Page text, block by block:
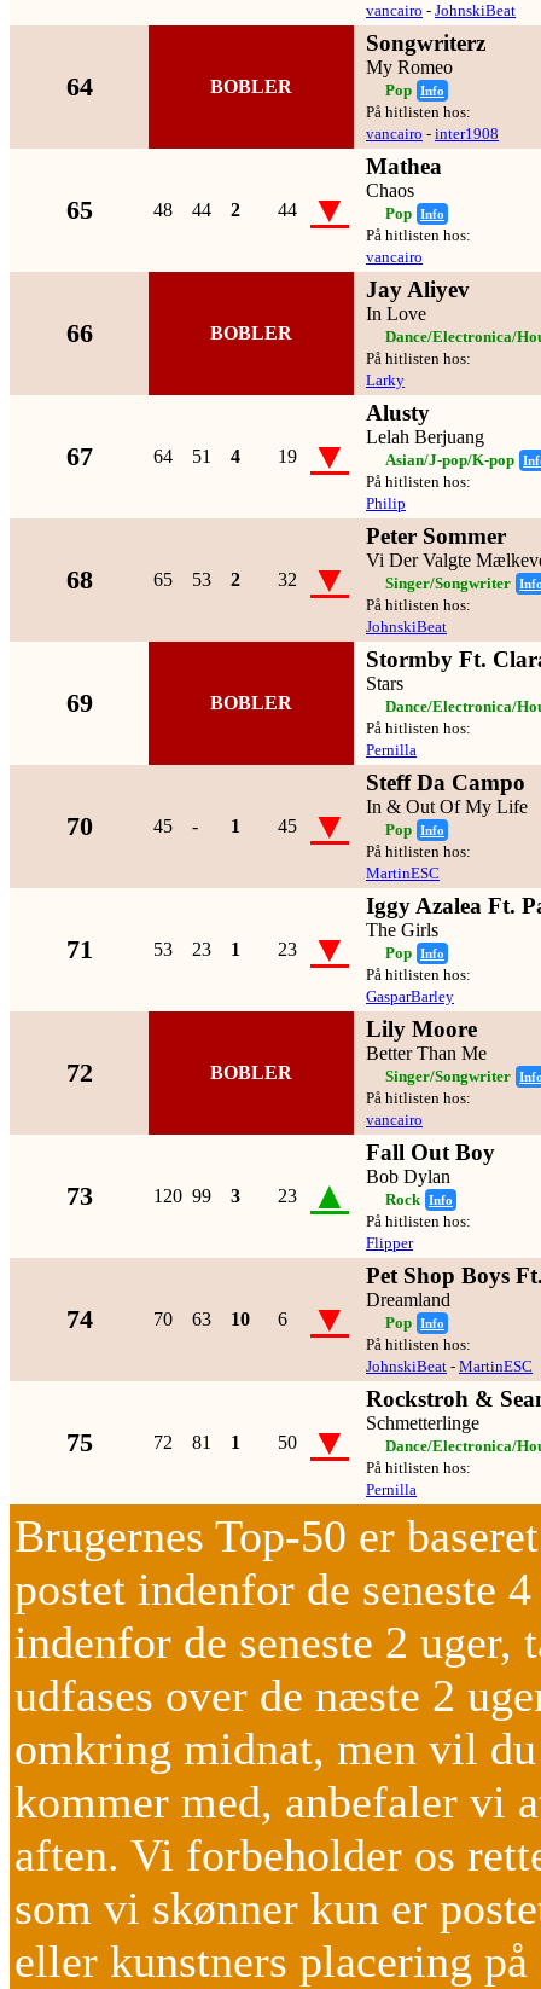
vancairo - JohnskiBeat
64 BOBLER
Songwriterz
My Romeo
Pop Info
På hitlisten hos:
vancairo - inter1908
65 48 44 2 44 ▼
Mathea
Chaos
Pop Info
På hitlisten hos:
vancairo
66 BOBLER
Jay Aliyev
In Love
Dance/Electronica/
På hitlisten hos:
Larky
67 64 51 4 19 ▼
Alusty
Lelah Berjuang
Asian/J-pop/K-pop
På hitlisten hos:
Philip
68 65 53 2 32 ▼
Peter Sommer
Vi Der Valgte
Singer/Songwriter
På hitlisten hos:
JohnskiBeat
69 BOBLER
Stormby Ft.
Stars
Dance/Electronica/
På hitlisten hos:
Pernilla
70 45 - 1 45 ▼
Steff Da Campo
In & Out Of My Life
Pop Info
På hitlisten hos:
MartinESC
71 53 23 1 23 ▼
Iggy Azalea Ft.
The Girls
Pop Info
På hitlisten hos:
GasparBarley
72 BOBLER
Lily Moore
Better Than Me
Singer/Songwriter
På hitlisten hos:
vancairo
73 120 99 3 23 ▲
Fall Out Boy
Bob Dylan
Rock Info
På hitlisten hos:
Flipper
74 70 63 10 6 ▼
Pet Shop Boys
Dreamland
Pop Info
På hitlisten hos:
JohnskiBeat - MartinESC
75 72 81 1 50 ▼
Rockstroh &
Schmetterlinge
Dance/Electronica/
På hitlisten hos:
Pernilla
Brugernes Top-50 er
postet indenfor de seneste
indenfor de seneste 2
udfases over de næste 2
omkring midnat, men vil
kommer med, anbefaler vi
aften. Vi forbeholder os
som vi skønner kun er
eller kunstners placering